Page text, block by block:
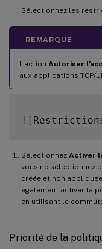
Sélectionnez les
REMARQUE
L’action Autoriser
aux applications TCP/
! [
Sélectionnez Activer
vous ne sélectionnez
créée et non
également activer la
en utilisant le
Priorité de la